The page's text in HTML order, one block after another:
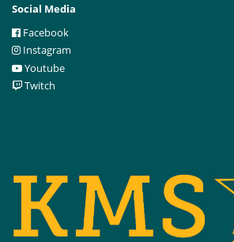
Social Media
Facebook
Instagram
Youtube
Twitch